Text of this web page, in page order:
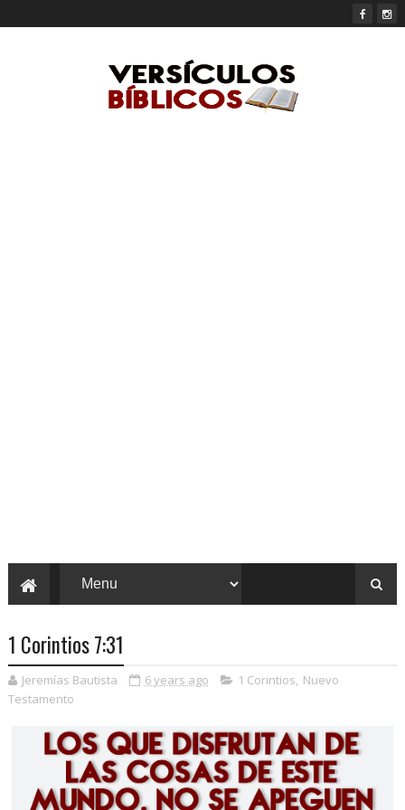
1 Corintios 7:31
Jeremías Bautista 6 years ago 1 Corintios, Nuevo
Testamento